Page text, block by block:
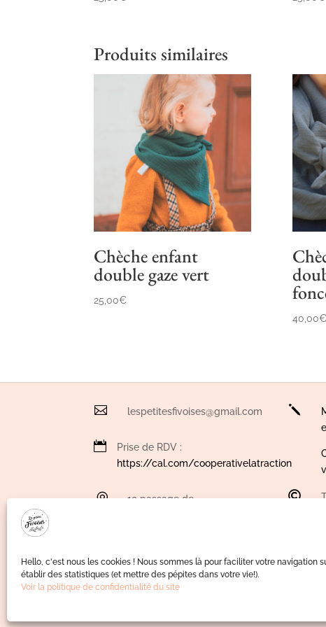
Hello, c'est nous les cookies ! Nous sommes là pour faciliter votre navigation
établir des statistiques (et mettre des pépites dans votre vie!).
Voir la politique de confidentialité du site
Produits similaires
Chèche enfant
double gaze vert
25,00€
40,00€
 lespetitesfivoises@gmail.com

Prise de RDV :
https://cal.com/cooperativelatraction

19 passage de

Livraison gratuite dès 100 €
d'achat
j
